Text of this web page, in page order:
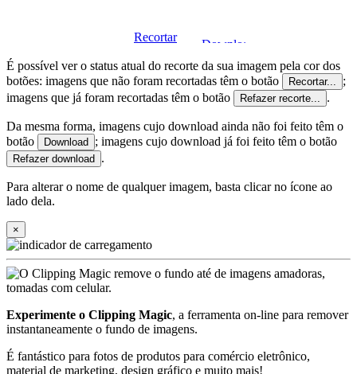
É possível ver o status atual do recorte da sua imagem pela cor dos
botões: imagens que não foram recortadas têm o botão
Recortar...
;
imagens que já foram recortadas têm o botão
Refazer recorte... .
Da mesma forma, imagens cujo download ainda não foi feito têm o
botão
Download ; imagens cujo download já foi feito têm o botão
Refazer download .
Para alterar o nome de qualquer imagem, basta clicar no ícone ao
lado dela.
×
Experimente o Clipping Magic, a ferramenta on-line para remover
instantaneamente o fundo de imagens.
É fantástico para fotos de produtos para comércio eletrônico,
material de marketing, design gráfico e muito mais!